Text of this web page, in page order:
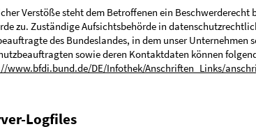
Verstöße steht dem Betroffenen ein Beschwerderecht
zu. Zuständige Aufsichtsbehörde in
des Bundeslandes, in dem unser Unternehmen
sowie deren Kontaktdaten können
www.bfdi.bund.de/DE/Infothek/Anschriften_Links/
Logfiles